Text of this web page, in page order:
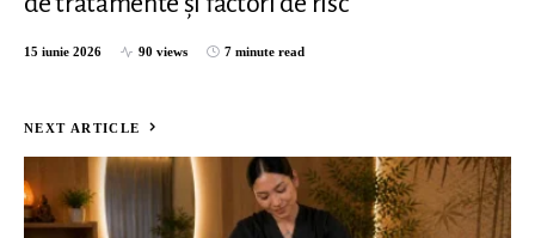
15 iunie 2026 90 views 7 minute read
NEXT ARTICLE